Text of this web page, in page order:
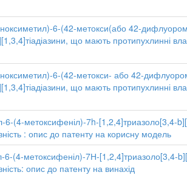
6-(42-метокси(або 42-
що мають протипухлинні
6-(42-метокси- або 42-
що мають протипухлинні
6-(4-метоксифеніл)-7h-[1,2,4]триазоло[3,4-
: опис до патенту на корисну модель
6-(4-метоксифеніл)-7Н-[1,2,4]триазоло[3,4-
опис до патенту на винахід